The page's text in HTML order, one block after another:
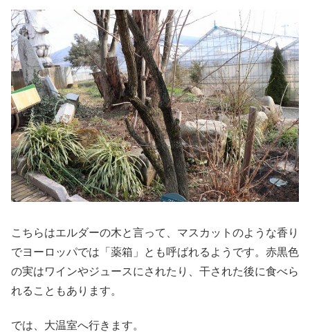
こちらはエルダーの木と言って、マスカットのような香り
でヨーロッパでは「薬箱」とも呼ばれるようです。赤黒色
の実はワインやジュースにされたり、干された後に食べら
れることもあります。
では、大温室へ行きます。